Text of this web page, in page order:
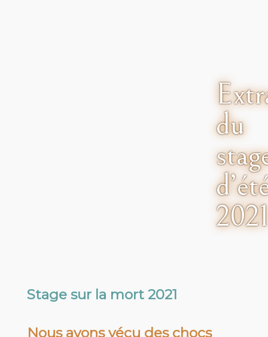
du
Stage sur la mort 2021
Nous avons vécu des chocs